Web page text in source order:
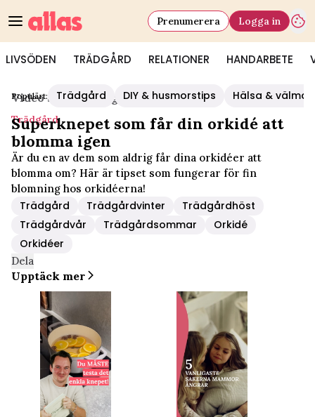
LIVSÖDEN TRÄDGÅRD RELATIONER HANDARBETE
Prenumerera Logga in
Populärt: Trädgård DIY & husmorstips Hälsa &
Video Start/Trädgård
Trädgård
Superknepet som får din orkidé att
blomma igen
Är du en av dem som aldrig får dina orkidéer att
blomma om? Här är tipset som fungerar för fin
blomning hos orkidéerna!
Trädgård Trädgårdvinter
Trädgårdhöst
Trädgårdvår
Trädgårdsommar
Orkidé
Orkidéer
Dela
Upptäck mer